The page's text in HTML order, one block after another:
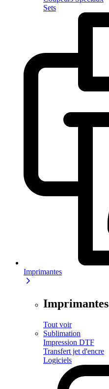
Sets
Imprimantes
Imprimantes
Tout voir
Sublimation
Impression DTF
Transfert jet d'encre
Logiciels